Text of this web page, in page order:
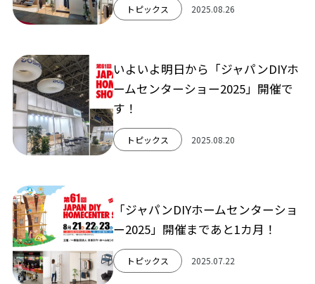
トピックス 2025.08.26
いよいよ明日から「ジャパンDIYホ
ームセンターショー2025」開催で
す！
トピックス 2025.08.20
「ジャパンDIYホームセンターショ
ー2025」開催まであと1カ月！
トピックス 2025.07.22